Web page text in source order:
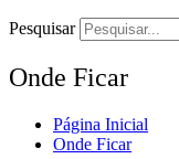
Pesquisar
Onde Ficar
Página Inicial
Onde Ficar